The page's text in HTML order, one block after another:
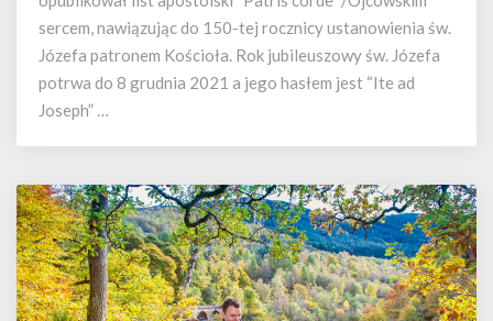
sercem, nawiązując do 150-tej rocznicy ustanowienia św.
Józefa patronem Kościoła. Rok jubileuszowy św. Józefa
potrwa do 8 grudnia 2021 a jego hasłem jest “Ite ad
Joseph” …